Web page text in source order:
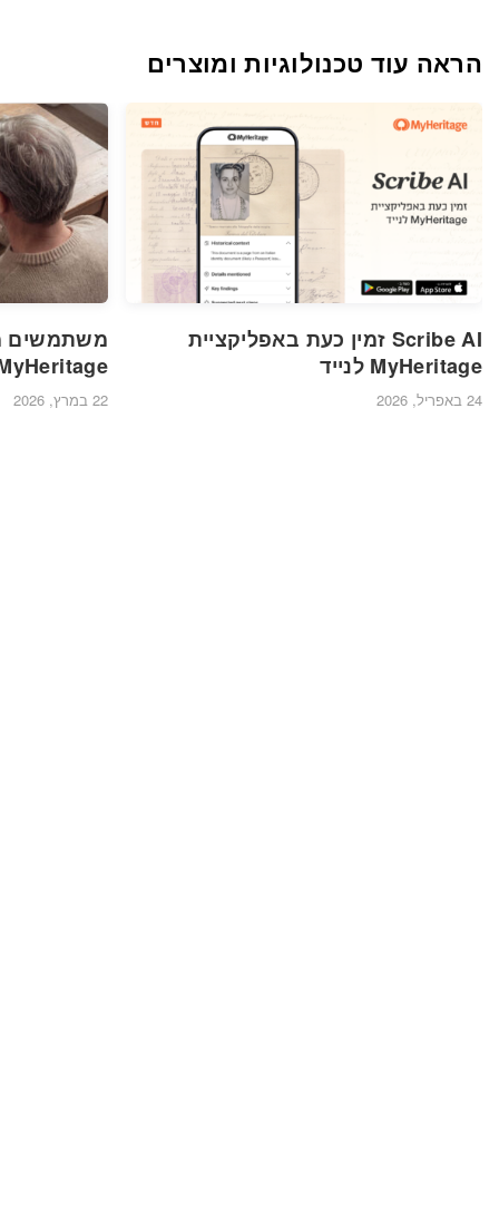
הראה עוד טכנולוגיות ומוצרים
Scribe AI זמין כעת באפליקציית
MyHeritage לנייד
24 באפריל, 2026 22 במרץ, 2026